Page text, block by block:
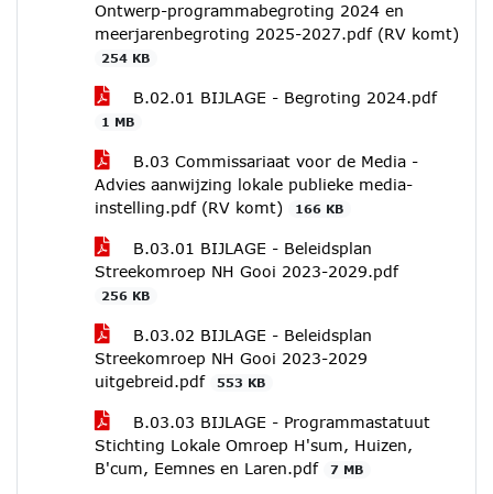
Ontwerp-programmabegroting 2024 en
meerjarenbegroting 2025-2027.pdf (RV komt)
254 KB
B.02.01 BIJLAGE - Begroting 2024.pdf
1 MB
B.03 Commissariaat voor de Media -
Advies aanwijzing lokale publieke media-
instelling.pdf (RV komt)
166 KB
B.03.01 BIJLAGE - Beleidsplan
Streekomroep NH Gooi 2023-2029.pdf
256 KB
B.03.02 BIJLAGE - Beleidsplan
Streekomroep NH Gooi 2023-2029
uitgebreid.pdf
553 KB
B.03.03 BIJLAGE - Programmastatuut
Stichting Lokale Omroep H'sum, Huizen,
B'cum, Eemnes en Laren.pdf
7 MB